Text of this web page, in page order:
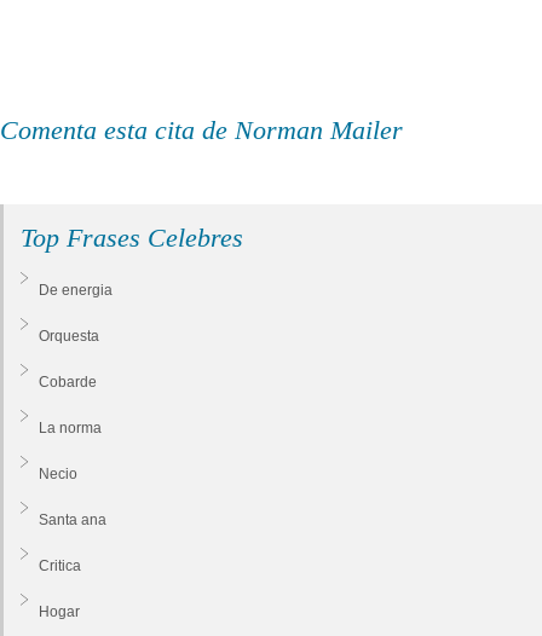
Comenta esta cita de Norman Mailer
Top Frases Celebres
De energia
Orquesta
Cobarde
La norma
Necio
Santa ana
Critica
Hogar